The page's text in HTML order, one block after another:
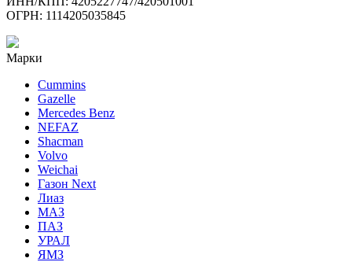
ОГРН: 1114205035845
Марки
Cummins
Gazelle
Mercedes Benz
NEFAZ
Shacman
Volvo
Weichai
Газон Next
Лиаз
МАЗ
ПАЗ
УРАЛ
ЯМЗ